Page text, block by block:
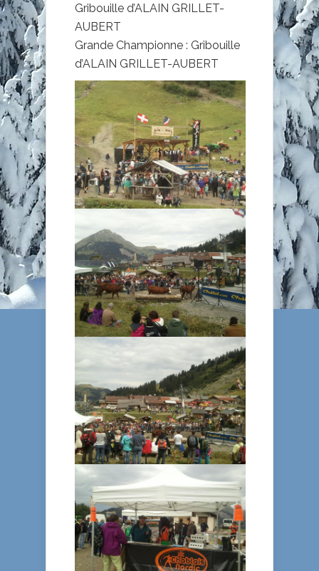
Gribouille d’ALAIN GRILLET-
AUBERT
Grande Championne : Gribouille
d’ALAIN GRILLET-AUBERT